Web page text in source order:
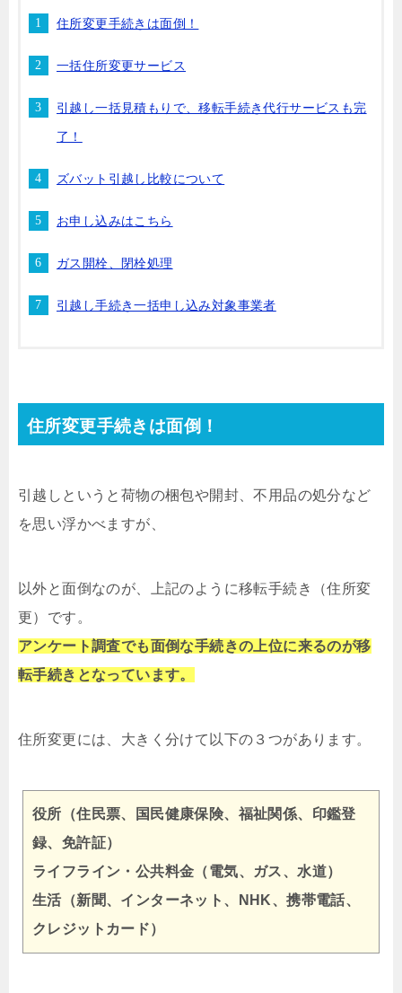
住所変更手続きは面倒！
一括住所変更サービス
引越し一括見積もりで、移転手続き代行サービスも完
了！
ズバット引越し比較について
お申し込みはこちら
ガス開栓、閉栓処理
引越し手続き一括申し込み対象事業者
住所変更手続きは面倒！
引越しというと荷物の梱包や開封、不用品の処分など
を思い浮かべますが、
以外と面倒なのが、上記のように移転手続き（住所変
更）です。
アンケート調査でも面倒な手続きの上位に来るのが移
転手続きとなっています。
住所変更には、大きく分けて以下の３つがあります。
役所（住民票、国民健康保険、福祉関係、印鑑登
録、免許証）
ライフライン・公共料金（電気、ガス、水道）
生活（新聞、インターネット、NHK、携帯電話、
クレジットカード）